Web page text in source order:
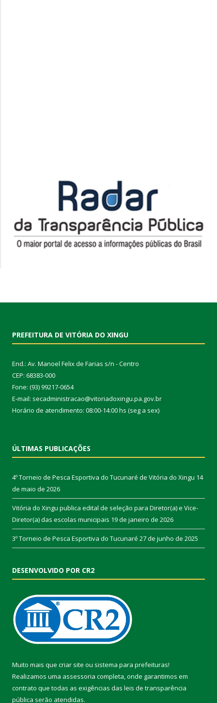
PREFEITURA DE VITÓRIA DO XINGU
End.: Av. Manoel Felix de Farias s/n - Centro
CEP: 68383-000
Fone: (93) 99217-0654
E-mail: secadministracao@vitoriadoxingu.pa.gov.br
Horário de atendimento: 08:00-14:00 hs (seg a sex)
ÚLTIMAS PUBLICAÇÕES
4º Torneio de Pesca Esportiva do Tucunaré de Vitória do Xingu 14
de maio de 2026
Vitória do Xingu publica edital de seleção para Diretor(a) e Vice-
Diretor(a) das escolas municipais 19 de janeiro de 2026
3º Torneio de Pesca Esportiva do Tucunaré 27 de junho de 2025
DESENVOLVIDO POR CR2
Muito mais que criar site ou sistema para prefeituras!
Realizamos uma assessoria completa, onde garantimos em
contrato que todas as exigências das leis de transparência
pública serão atendidas.